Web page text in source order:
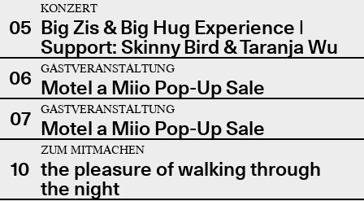
05
KONZERT
Big Zis & Big Hug Experience |
Support: Skinny Bird & Taranja Wu
06
GASTVERANSTALTUNG
Motel a Miio Pop-Up Sale
07
GASTVERANSTALTUNG
Motel a Miio Pop-Up Sale
10
ZUM MITMACHEN
the pleasure of walking through
the night